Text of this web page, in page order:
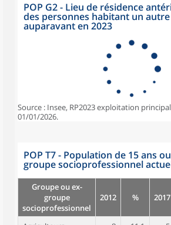
POP G2 - Lieu de résidence
des personnes habitant un
auparavant en 2023
Source : Insee, RP2023 exploitation
01/01/2026.
POP T7 - Population de 15 ans
groupe socioprofessionnel
Groupe ou ex-
groupe
socioprofessionnel
2012 % 2017